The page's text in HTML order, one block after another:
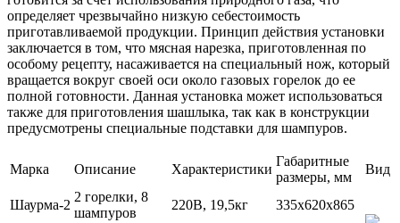
определяет чрезвычайно низкую себестоимость
приготавливаемой продукции. Принцип действия установки
заключается в том, что мясная нарезка, приготовленная по
особому рецепту, насаживается на специальный нож, который
вращается вокруг своей оси около газовых горелок до ее
полной готовности. Данная установка может использоваться
также для приготовления шашлыка, так как в конструкции
предусмотрены специальные подставки для шампуров.
Марка Описание Характеристики
Габаритные
размеры, мм
Вид
Шаурма-2
2 горелки, 8
шампуров
220В, 19,5кг 335х620х865